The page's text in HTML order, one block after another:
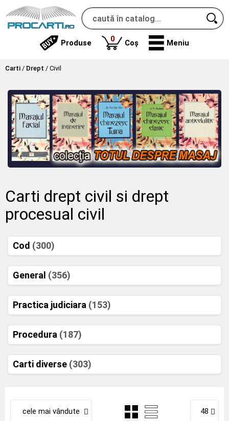
Produse 0produse
Coș Meniu
Carti / Drept / Civil
Carti drept civil si drept
procesual civil
Cod (300)
General (356)
Practica judiciara (153)
Procedura (187)
Carti diverse (303)
cele mai vândute 48